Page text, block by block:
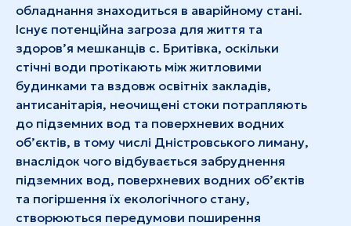
обладнання знаходиться в аварійному стані.
Існує потенційна загроза для життя та
здоров’я мешканців с. Бритівка, оскільки
стічні води протікають між житловими
будинками та вздовж освітніх закладів,
антисанітарія, неочищені стоки потрапляють
до підземних вод та поверхневих водних
об’єктів, в тому числі Дністровського лиману,
внаслідок чого відбувається забруднення
підземних вод, поверхневих водних об’єктів
та погіршення їх екологічного стану,
створюються передумови поширення